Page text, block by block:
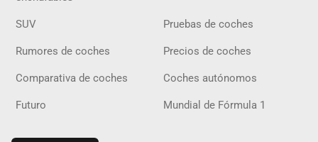
SUV Pruebas de coches
Rumores de coches Precios de coches
Comparativa de coches Coches autónomos
Futuro Mundial de Fórmula 1